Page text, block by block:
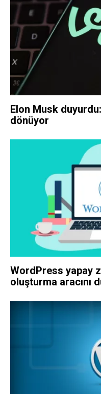
Elon Musk
dönüyor
WordPress yapay
oluşturma aracını